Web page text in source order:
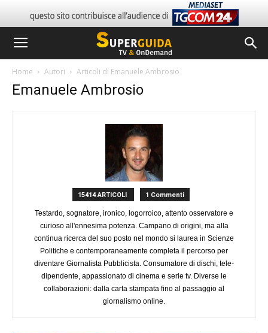
Home Autori Articoli di Emanuele Ambrosio
Emanuele Ambrosio
15414 ARTICOLI 1 Commenti
Testardo, sognatore, ironico, logorroico, attento osservatore e
curioso all'ennesima potenza. Campano di origini, ma alla
continua ricerca del suo posto nel mondo si laurea in Scienze
Politiche e contemporaneamente completa il percorso per
diventare Giornalista Pubblicista. Consumatore di dischi, tele-
dipendente, appassionato di cinema e serie tv. Diverse le
collaborazioni: dalla carta stampata fino al passaggio al
giornalismo online.